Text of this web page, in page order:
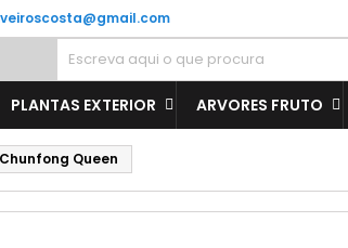
PLANTAS EXTERIOR ARVORES FRUTO
Queen